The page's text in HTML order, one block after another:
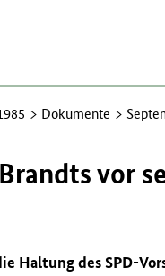
Dokumente
vor
Haltung desSPD-